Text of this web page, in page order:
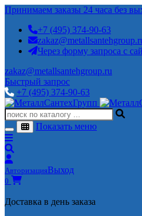
Принимаем заказы 24 часа без
+7 (495) 374-90-63
Через форму запроса с
zakaz@metallsantehgroup.ru
Быстрый запрос
+7 (495) 374-90-63
Показать меню
АвторизацияВыход
0
Доставка в день заказа